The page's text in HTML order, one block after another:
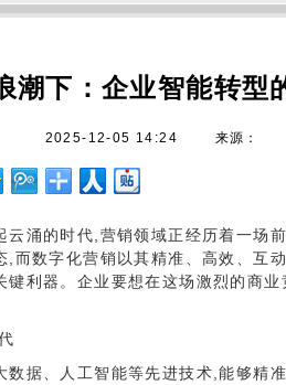
潮下：企业智能转型
2025-12-05 14:24 来源：
云涌的时代,营销领域正经历着一场
,而数字化营销以其精准、高效、互
键利器。企业要想在这场激烈的商
据、人工智能等先进技术,能够精